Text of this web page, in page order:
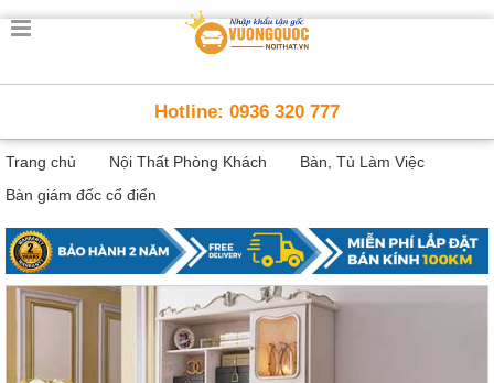
Trang
Thông
Minh
Nội
thất
minh
Nội
Thất
Hotline: 0936 320 777
Trang chủ Nội Thất Phòng Khách
Bàn, Tủ Làm Việc
Bàn giám đốc cổ điển